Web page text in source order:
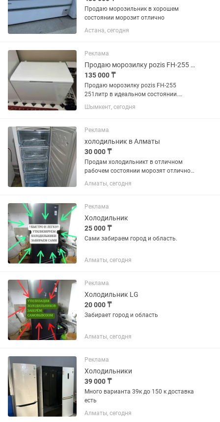
Продаю морозильник в хорошем
состоянии морозит отлично
Астана, сегодня
Реклама
Продаю морозилку pozis FH-255 251литр в идеальном состоянии.
135 000 ₸
Продаю морозилку pozis FH-255
251литр в идеальном состоянии.
Хорошее качество данной модели и
металл прочный и толстый 135тыс
Шымкент, сегодня
Реклама
холодильник в Алматы
30 000 ₸
Продам холодильникт в отличном
рабочем состоянии морозят отлично
цены разные от 30000 и выше
Алматы, сегодня
Реклама
Холодильник
25 000 ₸
Сами забираем город и область.
Алматы, сегодня
Реклама
Холодильник LG
20 000 ₸
Забирает город и область
Алматы, сегодня
Реклама
Холодильники
39 000 ₸
Много варианта 39к до 150 к доставка
есть
Алматы, сегодня